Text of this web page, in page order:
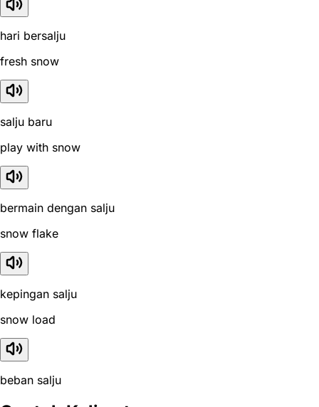
hari bersalju
fresh snow
salju baru
play with snow
bermain dengan salju
snow flake
kepingan salju
snow load
beban salju